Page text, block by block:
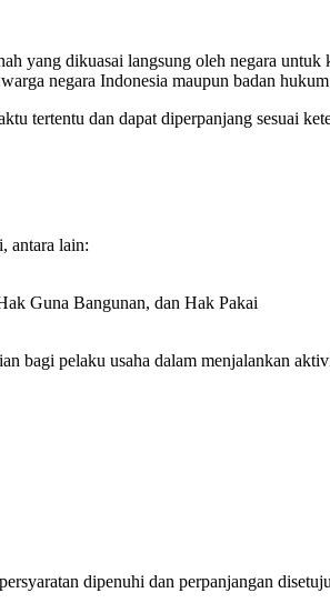
yang dikuasai langsung oleh negara
negara Indonesia maupun badan
tertentu dan dapat diperpanjang sesuai
antara lain:
Guna Bangunan, dan Hak Pakai
bagi pelaku usaha dalam menjalankan
dipenuhi dan perpanjangan